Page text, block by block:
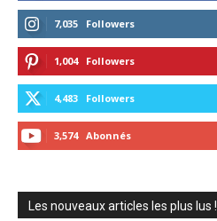
7,035 Followers
1,004 Followers
4,483 Followers
3,574 Abonnés
Les nouveaux articles les plus lus !